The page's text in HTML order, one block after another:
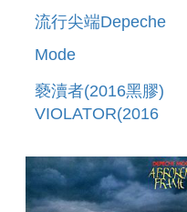
流行尖端Depeche
Mode
褻瀆者(2016黑膠)
VIOLATOR(2016